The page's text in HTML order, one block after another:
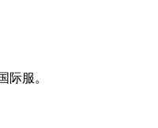
际服。